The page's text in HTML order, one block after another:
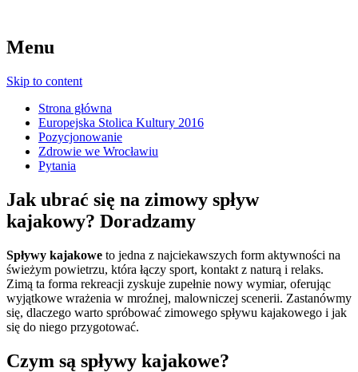
Menu
Skip to content
Strona główna
Europejska Stolica Kultury 2016
Pozycjonowanie
Zdrowie we Wrocławiu
Pytania
Jak ubrać się na zimowy spływ
kajakowy? Doradzamy
Spływy kajakowe to jedna z najciekawszych form aktywności na
świeżym powietrzu, która łączy sport, kontakt z naturą i relaks.
Zimą ta forma rekreacji zyskuje zupełnie nowy wymiar, oferując
wyjątkowe wrażenia w mroźnej, malowniczej scenerii. Zastanówmy
się, dlaczego warto spróbować zimowego spływu kajakowego i jak
się do niego przygotować.
Czym są spływy kajakowe?